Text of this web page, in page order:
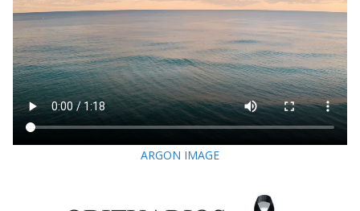
ARGON IMAGE